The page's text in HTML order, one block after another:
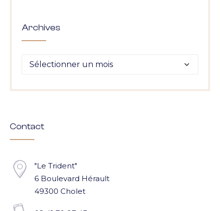
Archives
Archives
Contact
"Le Trident"
6 Boulevard Hérault
49300 Cholet